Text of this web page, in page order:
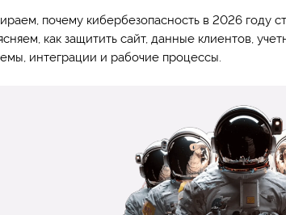
почему кибербезопасность в 2026 году
как защитить сайт, данные клиентов,
интеграции и рабочие процессы.